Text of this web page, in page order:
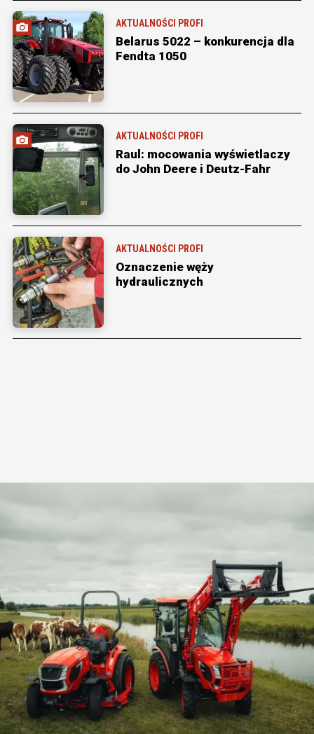
AKTUALNOŚCI PROFI
Belarus 5022 – konkurencja dla
Fendta 1050
AKTUALNOŚCI PROFI
Raul: mocowania wyświetlaczy
do John Deere i Deutz-Fahr
AKTUALNOŚCI PROFI
Oznaczenie węży
hydraulicznych